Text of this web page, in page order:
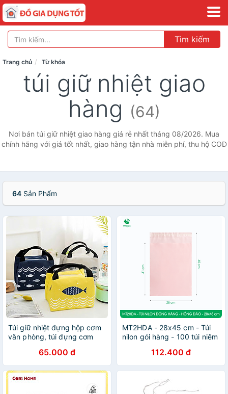
Tìm kiếm
Trang chủ Từ khóa
túi giữ nhiệt giao
hàng (64)
Nơi bán túi giữ nhiệt giao hàng giá rẻ nhất tháng 08/2026. Mua
chính hãng với giá tốt nhất, giao hàng tận nhà miễn phí, thu hộ COD
64 Sản Phẩm
Túi giữ nhiệt đựng hộp cơm
văn phòng, túi đựng cơm
65.000 đ
MT2HDA - 28x45 cm - Túi
nilon gói hàng - 100 túi niêm
112.400 đ